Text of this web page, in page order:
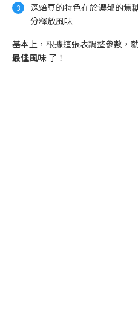
深焙豆的特色在於濃郁的焦
分釋放風味
基本上，根據這張表調整參數，
最佳風味 了！